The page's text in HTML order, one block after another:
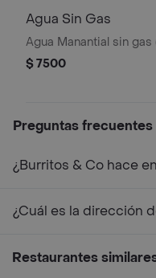
Agua Sin Gas
Agua Manantial sin gas
$ 7500
Preguntas frecuentes
¿Burritos & Co hace
¿Cuál es la dirección
Restaurantes